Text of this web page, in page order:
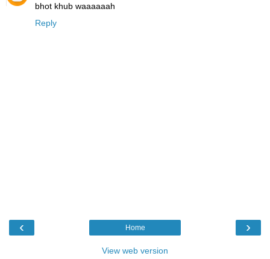
bhot khub waaaaaah
Reply
‹ ›
Home
View web version